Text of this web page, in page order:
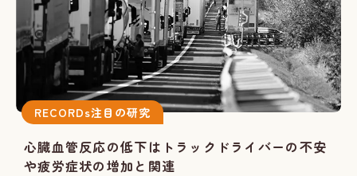
RECORDs注目の研究
心臓血管反応の低下はトラックドライバーの不安
や疲労症状の増加と関連